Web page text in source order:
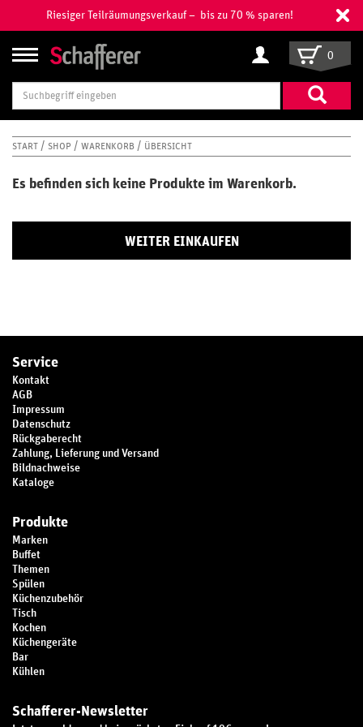
Riesiger Teilräumungsverkauf – bis zu 70 % sparen!
Suchbegriff
eingeben
0
START SHOP WARENKORB ÜBERSICHT
Es befinden sich keine Produkte im Warenkorb.
WEITER EINKAUFEN
Service
Kontakt
AGB
Impressum
Datenschutz
Rückgaberecht
Zahlung, Lieferung und Versand
Bildnachweise
Kataloge
Produkte
Marken
Buffet
Themen
Spülen
Küchenzubehör
Tisch
Kochen
Küchengeräte
Bar
Kühlen
Schafferer-Newsletter